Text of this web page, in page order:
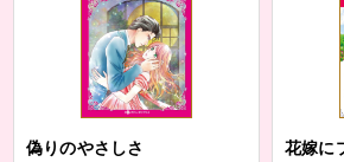
偽りのやさしさ 花嫁に